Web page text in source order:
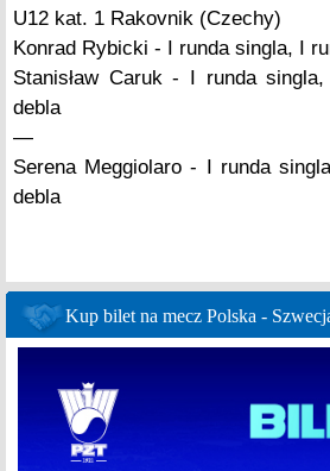
U12 kat. 1 Rakovnik (Czechy)
Konrad Rybicki - I runda singla, I
Stanisław Caruk - I runda
debla
—
Serena Meggiolaro - I runda
debla
Kup bilet na mecz Polska -